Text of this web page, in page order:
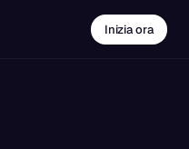
Inizia ora